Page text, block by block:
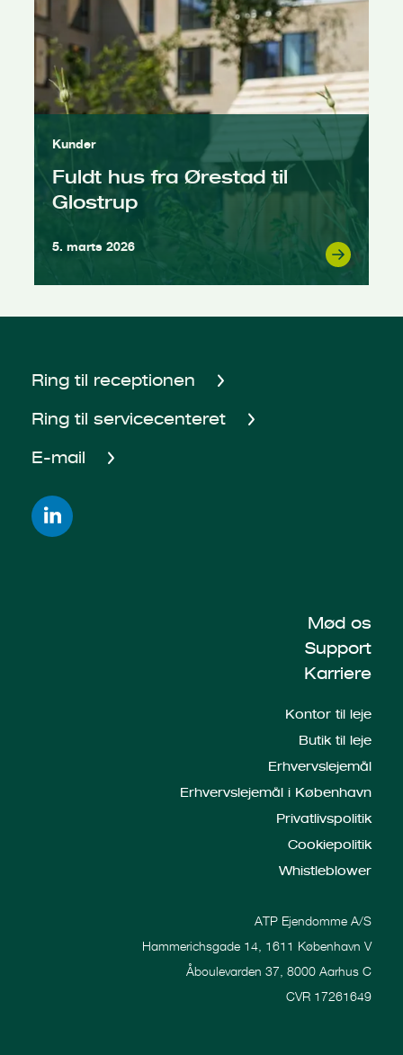
Kunder
Fuldt hus fra Ørestad til
Glostrup
5. marts 2026
Ring til receptionen
Ring til servicecenteret
E-mail
Mød os
Support
Karriere
Kontor til leje
Butik til leje
Erhvervslejemål
Erhvervslejemål i København
Privatlivspolitik
Cookiepolitik
Whistleblower
ATP Ejendomme A/S
Hammerichsgade 14, 1611 København V
Åboulevarden 37, 8000 Aarhus C
CVR 17261649